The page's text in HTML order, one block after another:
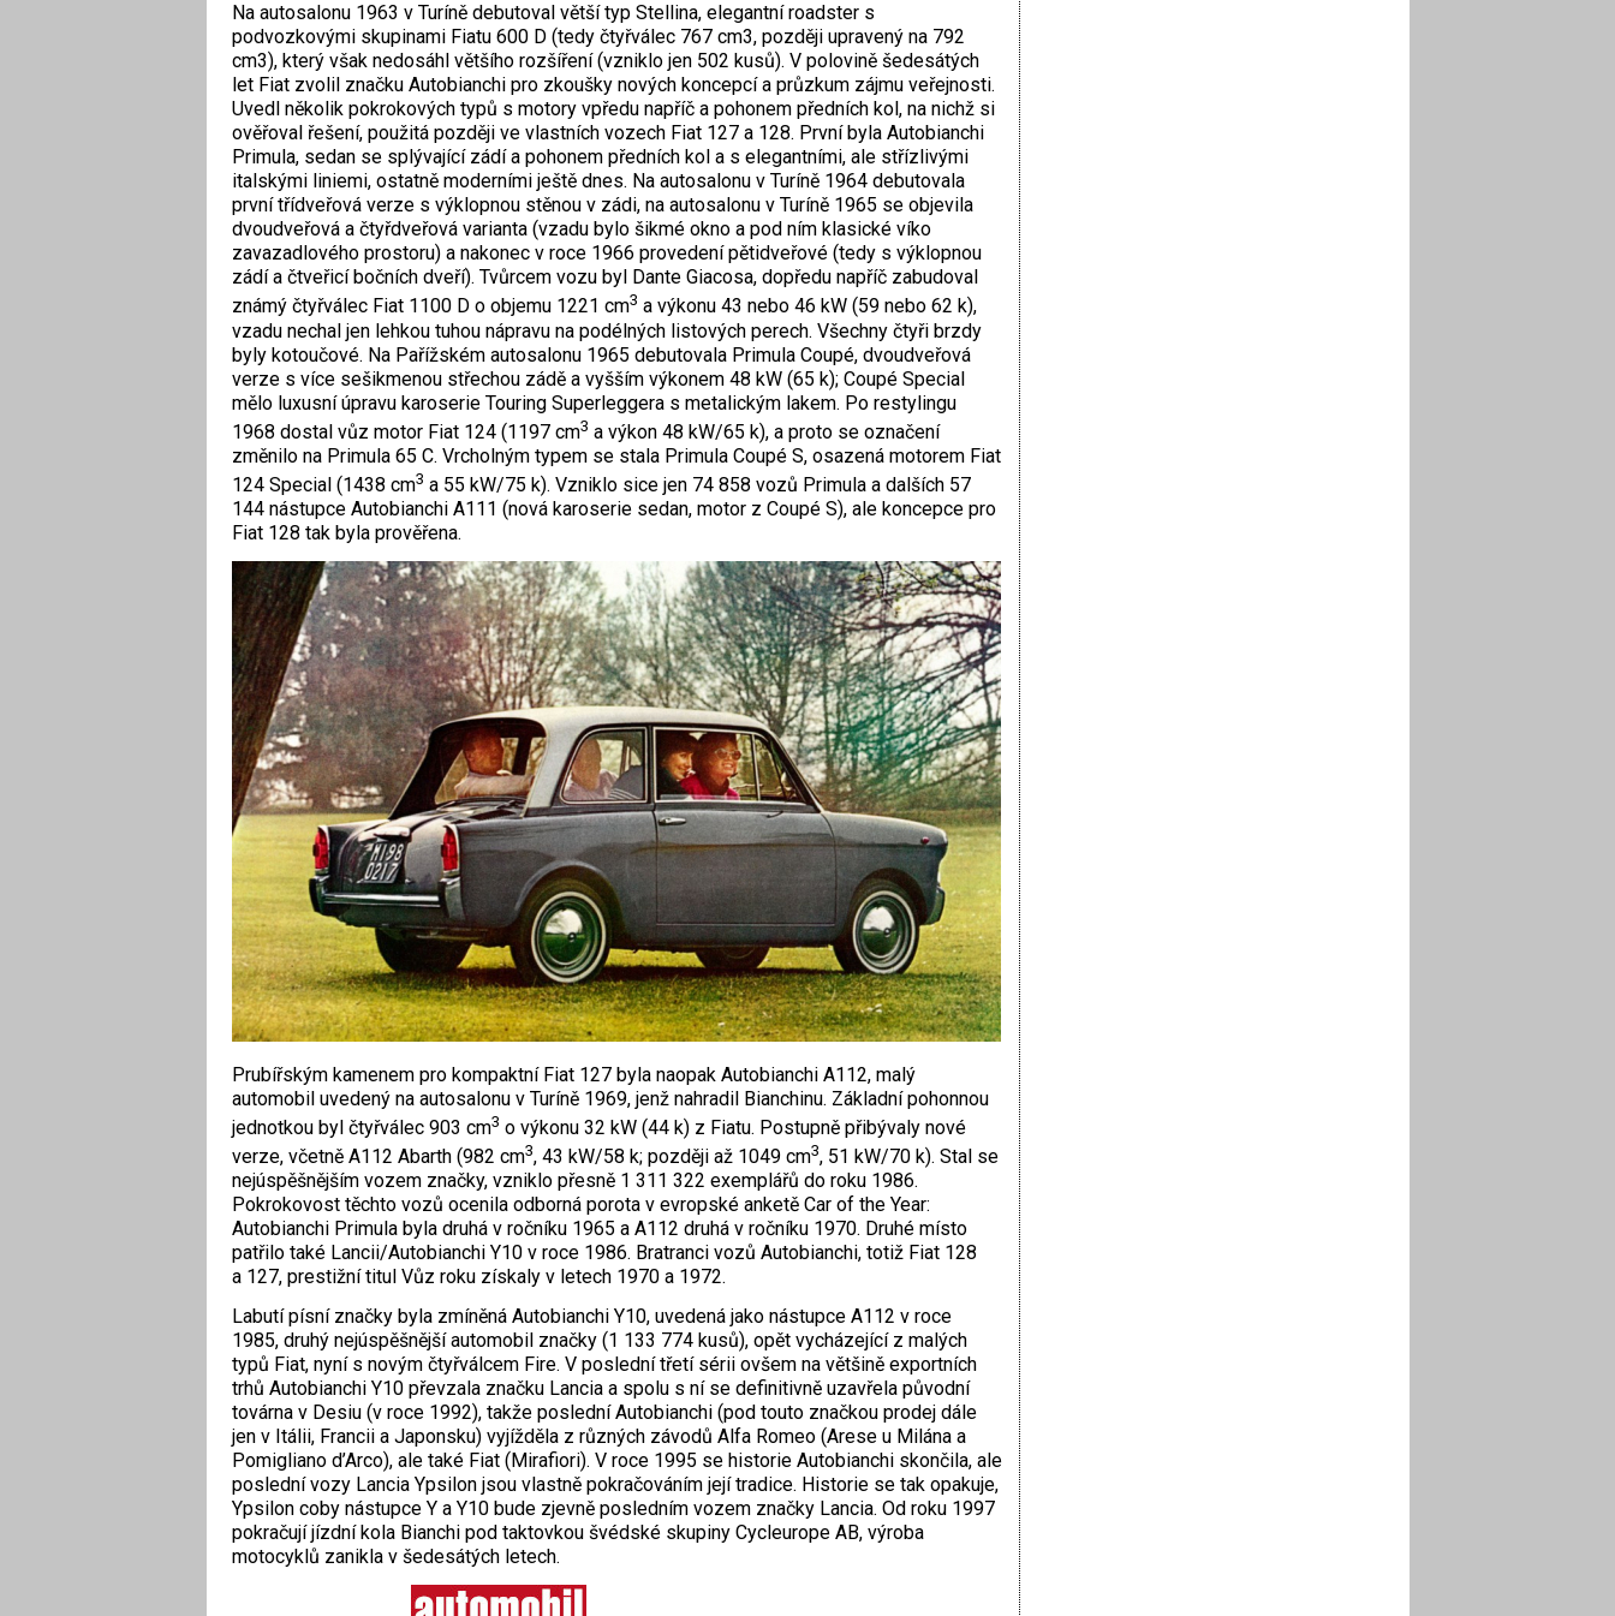
Na autosalonu 1963 v Turíně debutoval větší typ Stellina, elegantní roadster s
podvozkovými skupinami Fiatu 600 D (tedy čtyřválec 767 cm3, později upravený na 792
cm3), který však nedosáhl většího rozšíření (vzniklo jen 502 kusů). V polovině šedesátých
let Fiat zvolil značku Autobianchi pro zkoušky nových koncepcí a průzkum zájmu veřejnosti.
Uvedl několik pokrokových typů s motory vpředu napříč a pohonem předních kol, na nichž si
ověřoval řešení, použitá později ve vlastních vozech Fiat 127 a 128. První byla Autobianchi
Primula, sedan se splývající zádí a pohonem předních kol a s elegantními, ale střízlivými
italskými liniemi, ostatně moderními ještě dnes. Na autosalonu v Turíně 1964 debutovala
první třídveřová verze s výklopnou stěnou v zádi, na autosalonu v Turíně 1965 se objevila
dvoudveřová a čtyřdveřová varianta (vzadu bylo šikmé okno a pod ním klasické víko
zavazadlového prostoru) a nakonec v roce 1966 provedení pětidveřové (tedy s výklopnou
zádí a čtveřicí bočních dveří). Tvůrcem vozu byl Dante Giacosa, dopředu napříč zabudoval
známý čtyřválec Fiat 1100 D o objemu 1221 cm3 a výkonu 43 nebo 46 kW (59 nebo 62 k),
vzadu nechal jen lehkou tuhou nápravu na podélných listových perech. Všechny čtyři brzdy
byly kotoučové. Na Pařížském autosalonu 1965 debutovala Primula Coupé, dvoudveřová
verze s více sešikmenou střechou zádě a vyšším výkonem 48 kW (65 k); Coupé Special
mělo luxusní úpravu karoserie Touring Superleggera s metalickým lakem. Po restylingu
1968 dostal vůz motor Fiat 124 (1197 cm3 a výkon 48 kW/65 k), a proto se označení
změnilo na Primula 65 C. Vrcholným typem se stala Primula Coupé S, osazená motorem Fiat
124 Special (1438 cm3 a 55 kW/75 k). Vzniklo sice jen 74 858 vozů Primula a dalších 57
144 nástupce Autobianchi A111 (nová karoserie sedan, motor z Coupé S), ale koncepce pro
Fiat 128 tak byla prověřena.
Prubířským kamenem pro kompaktní Fiat 127 byla naopak Autobianchi A112, malý
automobil uvedený na autosalonu v Turíně 1969, jenž nahradil Bianchinu. Základní pohonnou
jednotkou byl čtyřválec 903 cm3 o výkonu 32 kW (44 k) z Fiatu. Postupně přibývaly nové
verze, včetně A112 Abarth (982 cm3, 43 kW/58 k; později až 1049 cm3, 51 kW/70 k). Stal se
nejúspěšnějším vozem značky, vzniklo přesně 1 311 322 exemplářů do roku 1986.
Pokrokovost těchto vozů ocenila odborná porota v evropské anketě Car of the Year:
Autobianchi Primula byla druhá v ročníku 1965 a A112 druhá v ročníku 1970. Druhé místo
patřilo také Lancii/Autobianchi Y10 v roce 1986. Bratranci vozů Autobianchi, totiž Fiat 128
a 127, prestižní titul Vůz roku získaly v letech 1970 a 1972.
Labutí písní značky byla zmíněná Autobianchi Y10, uvedená jako nástupce A112 v roce
1985, druhý nejúspěšnější automobil značky (1 133 774 kusů), opět vycházející z malých
typů Fiat, nyní s novým čtyřválcem Fire. V poslední třetí sérii ovšem na většině exportních
trhů Autobianchi Y10 převzala značku Lancia a spolu s ní se definitivně uzavřela původní
továrna v Desiu (v roce 1992), takže poslední Autobianchi (pod touto značkou prodej dále
jen v Itálii, Francii a Japonsku) vyjížděla z různých závodů Alfa Romeo (Arese u Milána a
Pomigliano d’Arco), ale také Fiat (Mirafiori). V roce 1995 se historie Autobianchi skončila, ale
poslední vozy Lancia Ypsilon jsou vlastně pokračováním její tradice. Historie se tak opakuje,
Ypsilon coby nástupce Y a Y10 bude zjevně posledním vozem značky Lancia. Od roku 1997
pokračují jízdní kola Bianchi pod taktovkou švédské skupiny Cycleurope AB, výroba
motocyklů zanikla v šedesátých letech.